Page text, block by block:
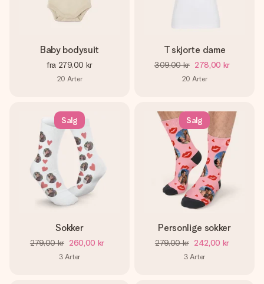
Baby bodysuit
fra 279,00 kr
20 Arter
T skjorte dame
309,00 kr 278,00 kr
20 Arter
Salg
Sokker
279,00 kr 260,00 kr
3 Arter
Salg
Personlige sokker
279,00 kr 242,00 kr
3 Arter